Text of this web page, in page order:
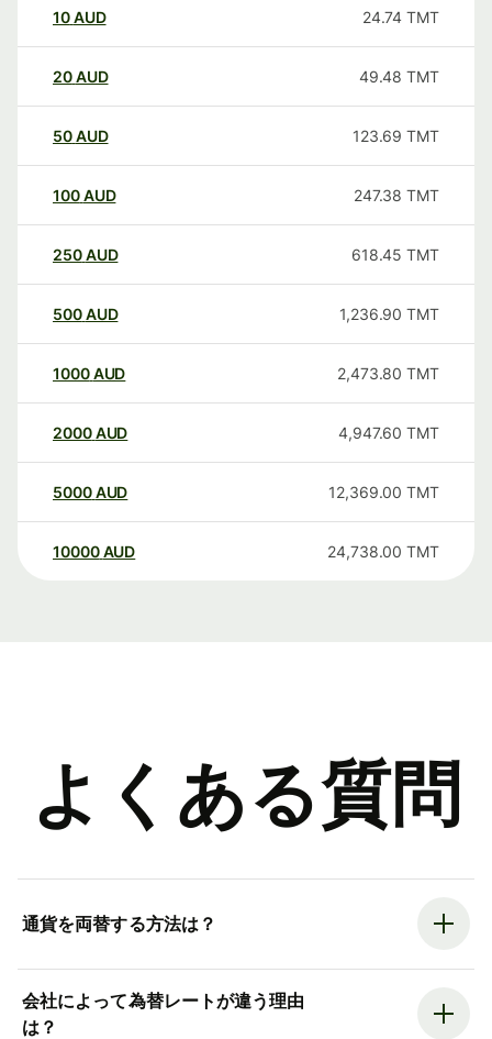
10AUD 24.74 TMT
20AUD 49.48 TMT
50AUD 123.69 TMT
100AUD 247.38 TMT
250AUD 618.45 TMT
500AUD 1,236.90 TMT
1000AUD 2,473.80 TMT
2000AUD 4,947.60 TMT
5000AUD 12,369.00 TMT
10000 AUD 24,738.00 TMT
よくある質問
通貨を両替する方法は？
会社によって為替レートが違う理由
は？